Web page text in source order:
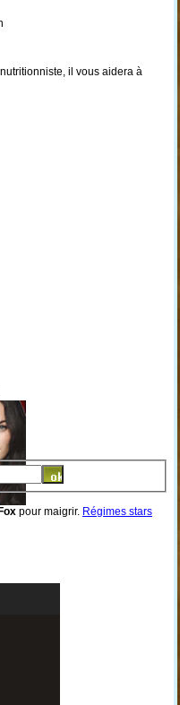
il vous aidera à
pour maigrir. Régimes stars